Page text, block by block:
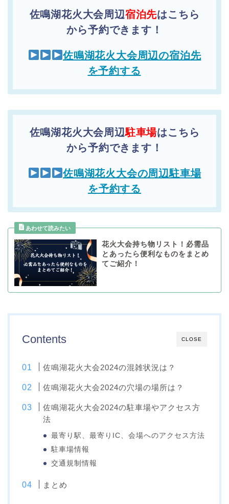
佐鳴湖花火大会周辺宿泊先はこちら
から予約できます！
佐鳴湖花火大会周辺の宿泊先
を予約する
佐鳴湖花火大会周辺駐車場はこちら
から予約できます！
佐鳴湖花火大会の周辺駐車場
を予約する
花火大会持ち物リスト！必需品
とあったら便利なものをまとめ
てご紹介！
CLOSE
Contents
佐鳴湖花火大会2024の混雑状況は？
佐鳴湖花火大会2024の穴場の場所は？
佐鳴湖花火大会2024の駐車場やアクセス方
法
最寄り駅、最寄りIC、会場へのアクセス方法
駐車場情報
交通規制情報
まとめ